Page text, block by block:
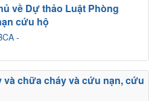
-
về Dự thảo Luật Phòng
cứu hộ
chữa cháy và cứu nạn, cứu